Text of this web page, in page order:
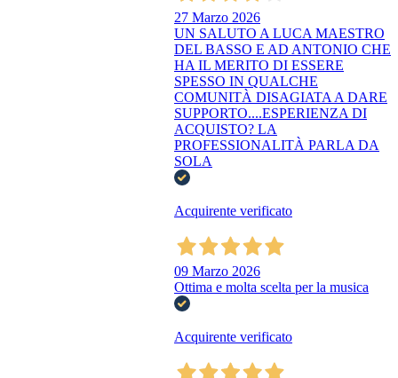
27 Marzo 2026
UN SALUTO A LUCA MAESTRO
DEL BASSO E AD ANTONIO CHE
HA IL MERITO DI ESSERE
SPESSO IN QUALCHE
COMUNITÀ DISAGIATA A DARE
SUPPORTO....ESPERIENZA DI
ACQUISTO? LA
PROFESSIONALITÀ PARLA DA
SOLA
Acquirente verificato
09 Marzo 2026
Ottima e molta scelta per la musica
Acquirente verificato